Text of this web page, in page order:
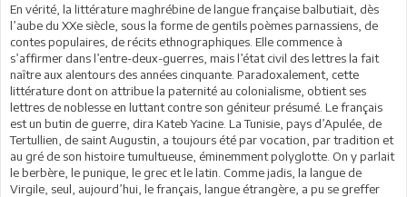
En vérité, la littérature maghrébine de langue française balbutiait, dès
l’aube du XXe siècle, sous la forme de gentils poèmes parnassiens, de
contes populaires, de récits ethnographiques. Elle commence à
s’affirmer dans l’entre-deux-guerres, mais l’état civil des lettres la fait
naître aux alentours des années cinquante. Paradoxalement, cette
littérature dont on attribue la paternité au colonialisme, obtient ses
lettres de noblesse en luttant contre son géniteur présumé. Le français
est un butin de guerre, dira Kateb Yacine. La Tunisie, pays d’Apulée, de
Tertullien, de saint Augustin, a toujours été par vocation, par tradition et
au gré de son histoire tumultueuse, éminemment polyglotte. On y parlait
le berbère, le punique, le grec et le latin. Comme jadis, la langue de
Virgile, seul, aujourd’hui, le français, langue étrangère, a pu se greffer